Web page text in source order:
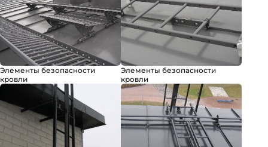
Элементы безопасности
кровли
Элементы безопасности
кровли